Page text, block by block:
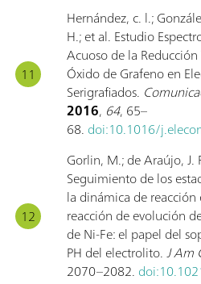
Hernández, c. l.;
H.; et al. Estudio
Acuoso de la
Óxido de Grafeno en
Serigrafiados.
2016, 64, 65–
68. doi:10.1016/
Gorlin, M.; de Araújo, J.
Seguimiento de los
la dinámica de
reacción de evolución
de Ni-Fe: el papel del
PH del electrolito.J Am
2070–2082.